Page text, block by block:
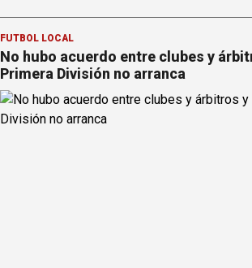
FÚTBOL LOCAL
No hubo acuerdo entre clubes y
Primera División no arranca